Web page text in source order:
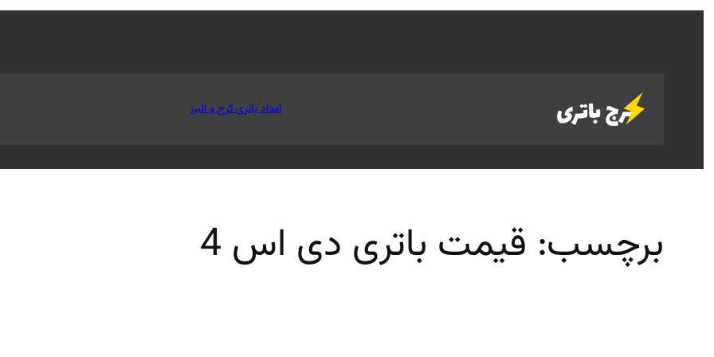
امداد باتری کرج و البرز
برچسب: قیمت باتری دی اس 4